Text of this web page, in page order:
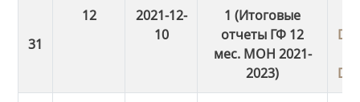
12
2021-12-
10
1 (Итоговые
отчеты ГФ 12
мес. МОН 2021-
2023)